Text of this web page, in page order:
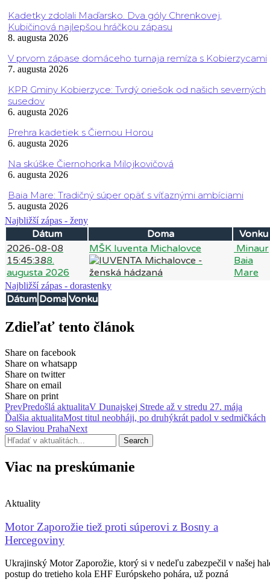
Kadetky zdolali Maďarsko. Dva góly Chrenkovej,
Kubičinová najlepšou hráčkou zápasu
8. augusta 2026
V prvom zápase domáceho turnaja remíza s Kobierzycami
7. augusta 2026
KPR Gminy Kobierzyce: Tvrdý oriešok od našich severných
susedov
6. augusta 2026
Prehra kadetiek s Čiernou Horou
6. augusta 2026
Na skúške Čiernohorka Milojkovičová
6. augusta 2026
Baia Mare: Tradičný súper opäť s víťaznými ambíciami
5. augusta 2026
Najbližší zápas - ženy
Dátum Doma
Vonku
2026-08-08
15:45:388.
augusta 2026
MŠK Iuventa Michalovce
Minaur
Baia
Mare
Najbližší zápas - dorastenky
Dátum Doma Vonku
Zdieľať tento článok
Share on facebook
Share on whatsapp
Share on twitter
Share on email
Share on print
PrevPredošlá aktualitaV Dunajskej Strede až v stredu 27. mája
Ďalšia aktualitaMost titul neobháji, po druhýkrát padol v sedmičkách
so Slaviou PrahaNext
Search
Viac na preskúmanie
Aktuality
Motor Zaporožie tiež proti súperovi z Bosny a
Hercegoviny
Ukrajinský Motor Zaporožie, ktorý si v nedeľu zabezpečil v našej
postup do tretieho kola EHF Európskeho pohára, už pozná